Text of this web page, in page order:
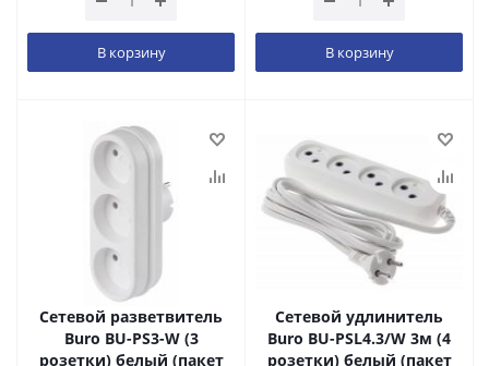
В корзину В корзину
Сетевой разветвитель
Buro BU-PS3-W (3
розетки) белый (пакет
Сетевой удлинитель
Buro BU-PSL4.3/W 3м (4
розетки) белый (пакет